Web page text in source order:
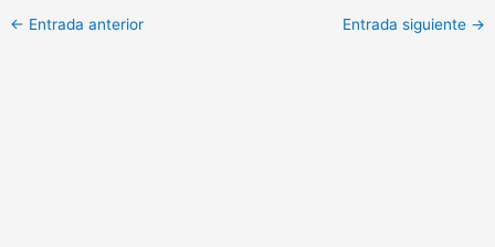
y s
← Entrada anterior Entrada siguiente →